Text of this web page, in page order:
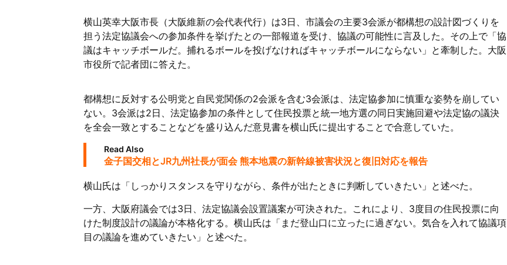
横山英幸大阪市長（大阪維新の会代表代行）は3日、市議会の主要3会派が都構想の設計図づくりを
担う法定協議会への参加条件を挙げたとの一部報道を受け、協議の可能性に言及した。その上で「協
議はキャッチボールだ。捕れるボールを投げなければキャッチボールにならない」と牽制した。大阪
市役所で記者団に答えた。
都構想に反対する公明党と自民党関係の2会派を含む3会派は、法定協参加に慎重な姿勢を崩してい
ない。3会派は2日、法定協参加の条件として住民投票と統一地方選の同日実施回避や法定協の議決
を全会一致とすることなどを盛り込んだ意見書を横山氏に提出することで合意していた。
Read Also
金子国交相とJR九州社長が面会 熊本地震の新幹線被害状況と復旧対応を報告
横山氏は「しっかりスタンスを守りながら、条件が出たときに判断していきたい」と述べた。
一方、大阪府議会では3日、法定協議会設置議案が可決された。これにより、3度目の住民投票に向
けた制度設計の議論が本格化する。横山氏は「まだ登山口に立ったに過ぎない。気合を入れて協議項
目の議論を進めていきたい」と述べた。